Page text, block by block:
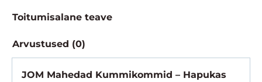
Toitumisalane teave
Arvustused (0)
JOM Mahedad Kummikommid – Hapukas